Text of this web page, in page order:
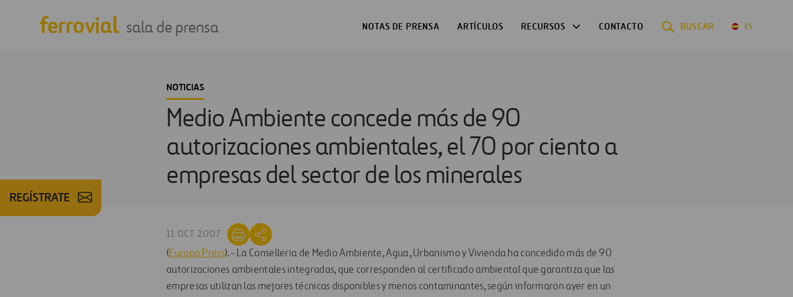
sala de prensa NOTAS DE PRENSA ARTÍCULOS RECURSOS CONTACTO BUSCAR ES
REGÍSTRATE
NOTICIAS
Medio Ambiente concede más de 90
autorizaciones ambientales, el 70 por ciento a
empresas del sector de los minerales
11 OCT 2007
(Europa Press).- La Conselleria de Medio Ambiente, Agua, Urbanismo y Vivienda ha concedido más de 90
autorizaciones ambientales integradas, que corresponden al certificado ambiental que garantiza que las
empresas utilizan las mejores técnicas disponibles y menos contaminantes, según informaron ayer en un